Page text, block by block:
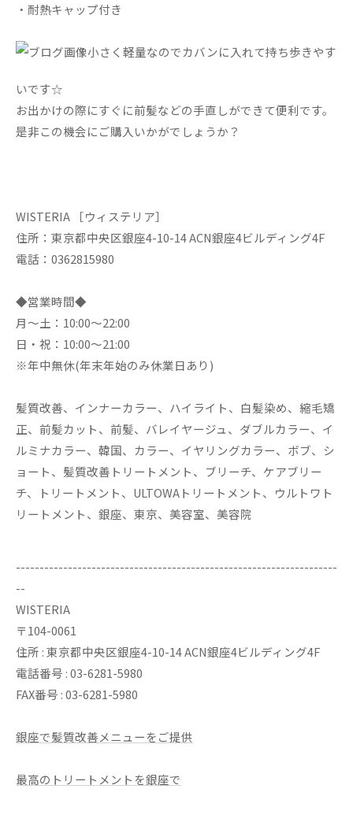
・耐熱キャップ付き
小さく軽量なのでカバンに入れて持ち歩きやす
いです☆
お出かけの際にすぐに前髪などの手直しができて便利です。
是非この機会にご購入いかがでしょうか？
WISTERIA ［ウィステリア］
住所：東京都中央区銀座4-10-14 ACN銀座4ビルディング4F
電話：0362815980
◆営業時間◆
月～土：10:00～22:00
日・祝：10:00～21:00
※年中無休(年末年始のみ休業日あり)
髪質改善、インナーカラー、ハイライト、白髪染め、縮毛矯
正、前髪カット、前髪、バレイヤージュ、ダブルカラー、イ
ルミナカラー、韓国、カラー、イヤリングカラー、ボブ、シ
ョート、髪質改善トリートメント、ブリーチ、ケアブリー
チ、トリートメント、ULTOWAトリートメント、ウルトワト
リートメント、銀座、東京、美容室、美容院
--------------------------------------------------------------------
--
WISTERIA
〒104-0061
住所 : 東京都中央区銀座4-10-14 ACN銀座4ビルディング4F
電話番号 : 03-6281-5980
FAX番号 : 03-6281-5980
銀座で髪質改善メニューをご提供
最高のトリートメントを銀座で